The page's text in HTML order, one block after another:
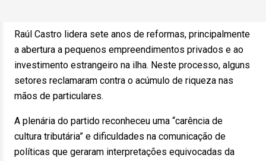
Raúl Castro lidera sete anos de reformas, principalmente
a abertura a pequenos empreendimentos privados e ao
investimento estrangeiro na ilha. Neste processo, alguns
setores reclamaram contra o acúmulo de riqueza nas
mãos de particulares.
A plenária do partido reconheceu uma “carência de
cultura tributária” e dificuldades na comunicação de
políticas que geraram interpretações equivocadas da